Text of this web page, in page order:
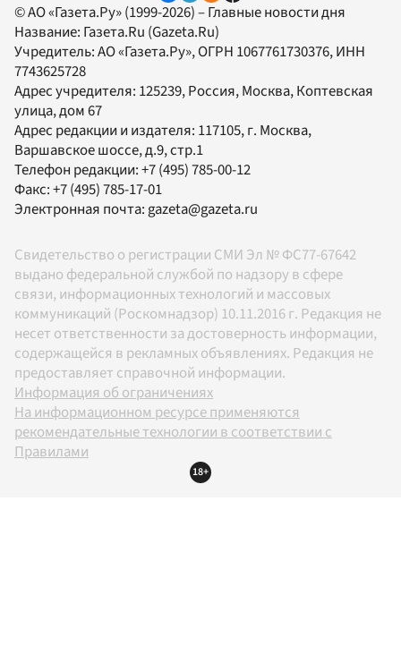
© АО «Газета.Ру» (1999-2026) – Главные новости дня
Название: Газета.Ru (Gazeta.Ru)
Учредитель:АО «Газета.Ру», ОГРН 1067761730376, ИНН
7743625728
Адрес учредителя: 125239, Россия, Москва, Коптевская
улица, дом 67
Адрес редакции и издателя: 117105, г. Москва,
Варшавское шоссе, д.9, стр.1
Телефон редакции:+7 (495) 785-00-12
Факс:+7 (495) 785-17-01
Электронная почта:gazeta@gazeta.ru
Свидетельство о регистрации СМИ Эл № ФС77-67642
выдано федеральной службой по надзору в сфере
связи, информационных технологий и массовых
коммуникаций (Роскомнадзор) 10.11.2016 г. Редакция не
несет ответственности за достоверность информации,
содержащейся в рекламных объявлениях. Редакция не
предоставляет справочной информации.
Информация об ограничениях
На информационном ресурсе применяются
рекомендательные технологии в соответствии с
Правилами
18+